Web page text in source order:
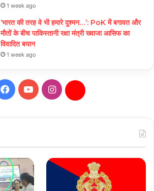
1 week ago
‘भारत की तरह वे भी हमारे दुश्मन…’: PoK में बगावत और
मौतों के बीच पाकिस्तानी रक्षा मंत्री ख्वाजा आसिफ का
विवादित बयान
1 week ago
Facebook
YouTubeInstagramDaily